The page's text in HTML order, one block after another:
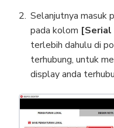
Selanjutnya masuk
pada kolom
terlebih dahulu di
terhubung, untuk
display anda